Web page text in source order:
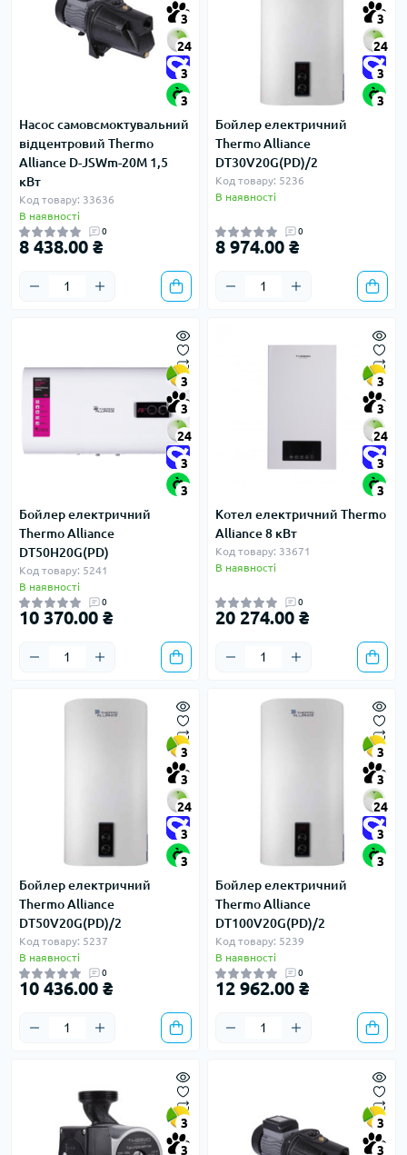
3
24
3
3
Насос самовсмоктувальний
відцентровий Thermo
Alliance D-JSWm-20M 1,5
кВт
Код товару: 33636
В наявності
0
8 438.00 ₴
3
24
3
3
Бойлер електричний
Thermo Alliance
DT30V20G(PD)/2
Код товару: 5236
В наявності
0
8 974.00 ₴
3
3
24
3
3
Бойлер електричний
Thermo Alliance
DT50H20G(PD)
Код товару: 5241
В наявності
0
10 370.00 ₴
3
3
24
3
3
Котел електричний Thermo
Alliance 8 кВт
Код товару: 33671
В наявності
0
20 274.00 ₴
3
3
24
3
3
Бойлер електричний
Thermo Alliance
DT50V20G(PD)/2
Код товару: 5237
В наявності
0
10 436.00 ₴
3
3
24
3
3
Бойлер електричний
Thermo Alliance
DT100V20G(PD)/2
Код товару: 5239
В наявності
0
12 962.00 ₴
3
3
3
3